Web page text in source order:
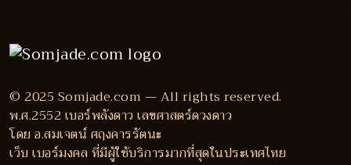
© 2025 Somjade.com — All rights reserved.
พ.ศ.2552 เบอร์พลังดาว เลขศาสตร์ดวงดาว
โดย อ.สมเจตน์ ศฤงคารรัตนะ
เว็บ เบอร์มงคล ที่มีผู้ใช้บริการมากที่สุดในประเทศไทย